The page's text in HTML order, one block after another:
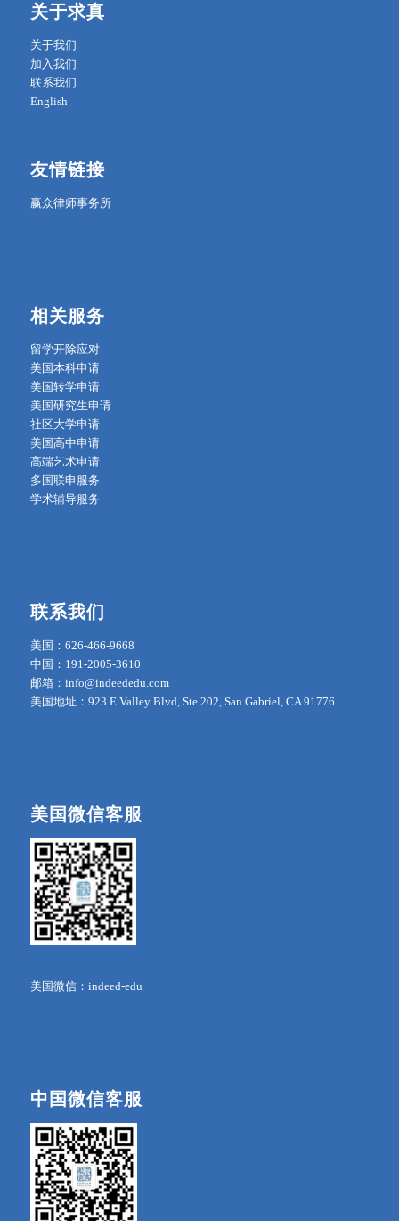
关于求真
关于我们
加入我们
联系我们
English
友情链接
赢众律师事务所
相关服务
留学开除应对
美国本科申请
美国转学申请
美国研究生申请
社区大学申请
美国高中申请
高端艺术申请
多国联申服务
学术辅导服务
联系我们
美国：626-466-9668
中国：191-2005-3610
邮箱：info@indeededu.com
美国地址：923 E Valley Blvd, Ste 202, San Gabriel, CA 91776
美国微信客服
美国微信：indeed-edu
中国微信客服